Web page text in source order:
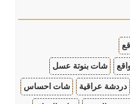
شات بنوتة عسل
دردشة عراقية شات احساس